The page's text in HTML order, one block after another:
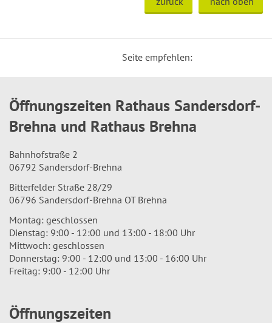
Seite empfehlen:
Öffnungszeiten Rathaus Sandersdorf-
Brehna und Rathaus Brehna
Bahnhofstraße 2
06792 Sandersdorf-Brehna
Bitterfelder Straße 28/29
06796 Sandersdorf-Brehna OT Brehna
Montag: geschlossen
Dienstag: 9:00 - 12:00 und 13:00 - 18:00 Uhr
Mittwoch: geschlossen
Donnerstag: 9:00 - 12:00 und 13:00 - 16:00 Uhr
Freitag: 9:00 - 12:00 Uhr
Öffnungszeiten